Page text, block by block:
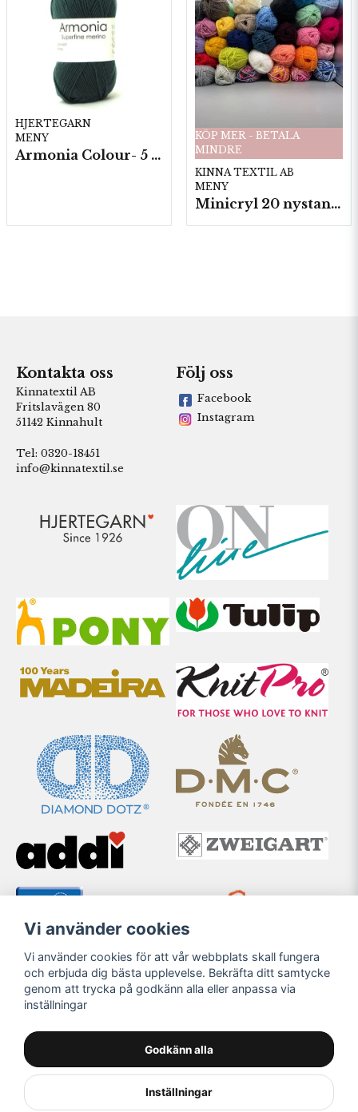
HJERTEGARN
MENY
Armonia Colour- 5 härv/fp. a100 g.
KÖP MER - BETALA
MINDRE
KINNA TEXTIL AB
MENY
Minicryl 20 nystan a25g./fp.
Kontakta oss
Kinnatextil AB
Fritslavägen 80
51142 Kinnahult
Tel: 0320-18451
info@kinnatextil.se
Följ oss
Facebook
Instagram
Vi använder cookies
Vi använder cookies för att vår webbplats skall fungera
och erbjuda dig bästa upplevelse. Bekräfta ditt samtycke
genom att trycka på godkänn alla eller anpassa via
inställningar
Godkänn alla
Inställningar